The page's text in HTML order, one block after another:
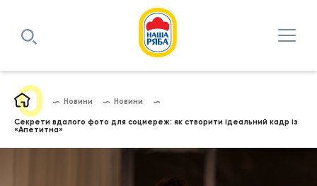
Новини Новини
Секрети вдалого фото для соцмереж: як створити ідеальний кадр із
«Апетитна»